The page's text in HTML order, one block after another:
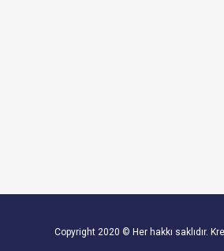
Copyright 2020 © Her hakkı saklıdır.